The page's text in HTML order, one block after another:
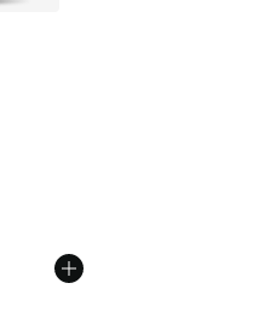
ist von € 149,99 auf €